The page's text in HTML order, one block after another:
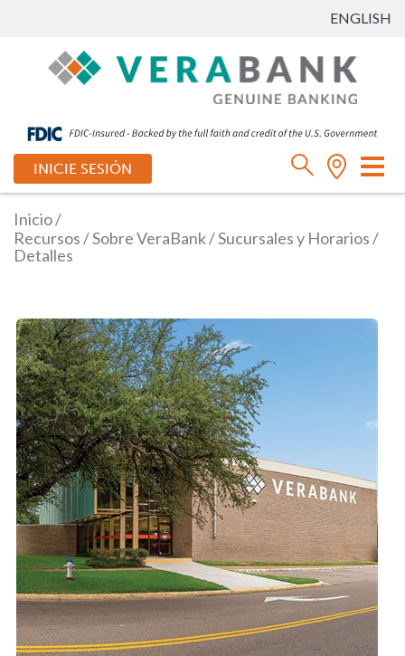
ENGLISH
INICIE SESIÓN
Inicio/
Recursos/Sobre VeraBank/Sucursales y Horarios/
Detalles